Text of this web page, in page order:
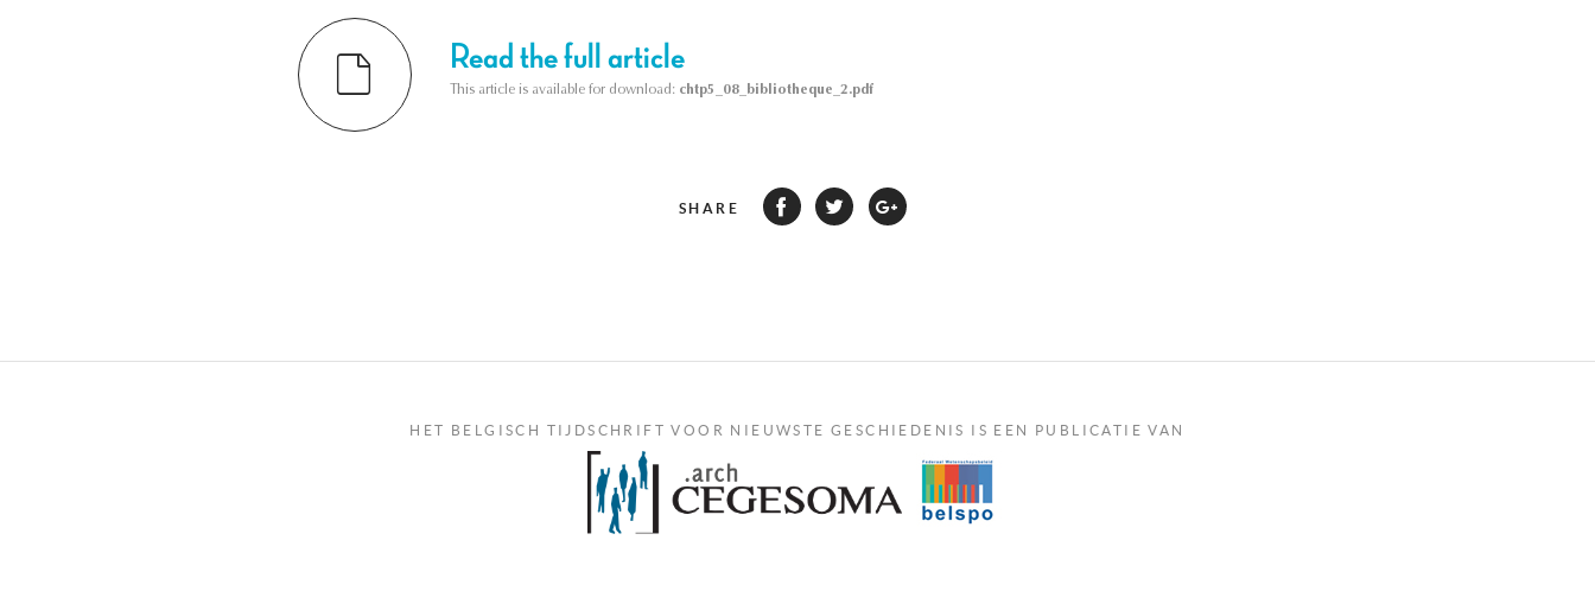
Read the full article
This article is available for download: chtp5_08_bibliotheque_2.pdf
SHARE
HET BELGISCH TIJDSCHRIFT VOOR NIEUWSTE GESCHIEDENIS IS EEN PUBLICATIE VAN